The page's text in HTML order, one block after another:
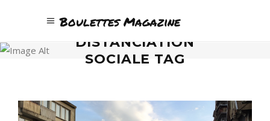
Boulettes Magazine
DISTANCIATION
SOCIALE TAG